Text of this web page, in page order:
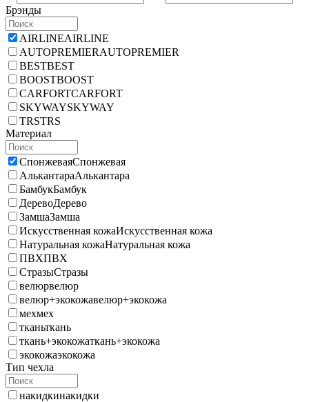
Брэнды
AIRLINEAIRLINE
AUTOPREMIERAUTOPREMIER
BESTBEST
BOOSTBOOST
CARFORTCARFORT
SKYWAYSKYWAY
TRSTRS
Материал
СпонжеваяСпонжевая
АлькантараАлькантара
БамбукБамбук
ДеревоДерево
ЗамшаЗамша
Искусственная кожаИскусственная кожа
Натуральная кожаНатуральная кожа
ПВХПВХ
СтразыСтразы
велюрвелюр
велюр+экокожавелюр+экокожа
мехмех
тканьткань
ткань+экокожаткань+экокожа
экокожаэкокожа
Тип чехла
накидкинакидки